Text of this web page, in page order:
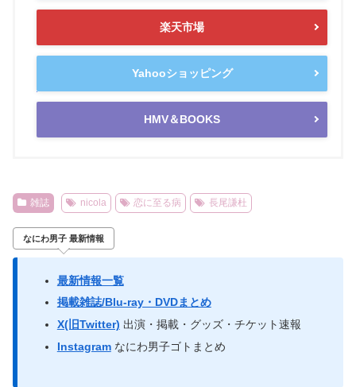
楽天市場
Yahooショッピング
HMV＆BOOKS
雑誌 nicola 恋に至る病 長尾謙杜
なにわ男子 最新情報
最新情報一覧
掲載雑誌/Blu-ray・DVDまとめ
X(旧Twitter) 出演・掲載・グッズ・チケット速報
Instagramなにわ男子ゴトまとめ